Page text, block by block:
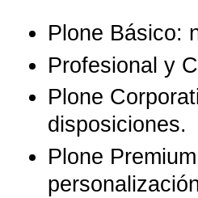
Plone Básico:
Profesional y
Plone
disposiciones.
Plone